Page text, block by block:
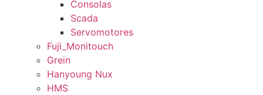
Consolas
Scada
Servomotores
Fuji_Monitouch
Grein
Hanyoung Nux
HMS